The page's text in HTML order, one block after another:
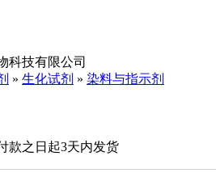
科技有限公司
» 生化试剂 » 染料与指示剂
款之日起3天内发货